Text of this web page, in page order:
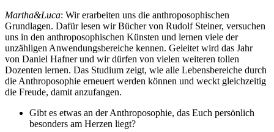
Martha&Luca: Wir erarbeiten uns die anthroposophischen
Grundlagen. Dafür lesen wir Bücher von Rudolf Steiner, versuchen
uns in den anthroposophischen Künsten und lernen viele der
unzähligen Anwendungsbereiche kennen. Geleitet wird das Jahr
von Daniel Hafner und wir dürfen von vielen weiteren tollen
Dozenten lernen. Das Studium zeigt, wie alle Lebensbereiche durch
die Anthroposophie erneuert werden können und weckt gleichzeitig
die Freude, damit anzufangen.
Gibt es etwas an der Anthroposophie, das Euch persönlich
besonders am Herzen liegt?